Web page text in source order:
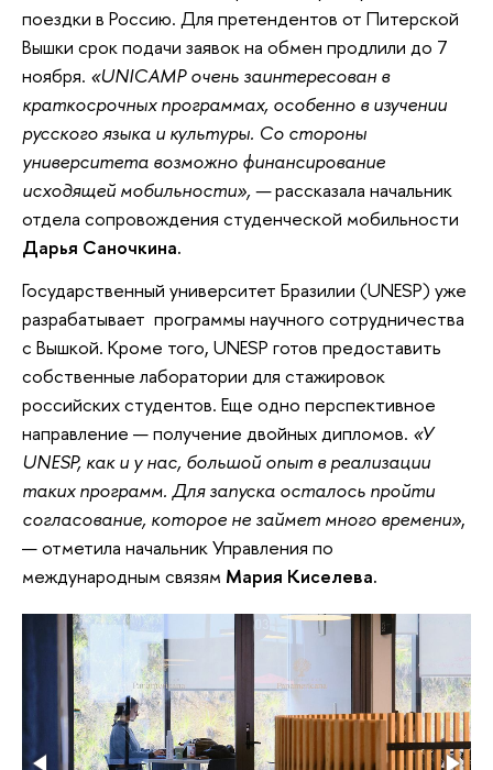
поездки в Россию. Для претендентов от Питерской
Вышки срок подачи заявок на обмен продлили до 7
ноября. «UNICAMP очень заинтересован в
краткосрочных программах, особенно в изучении
русского языка и культуры. Со стороны
университета возможно финансирование
исходящей мобильности», —рассказала начальник
отдела сопровождения студенческой мобильности
Дарья Саночкина.
Государственный университет Бразилии (UNESP) уже
разрабатывает программы научного сотрудничества
с Вышкой. Кроме того, UNESP готов предоставить
собственные лаборатории для стажировок
российских студентов. Еще одно перспективное
направление — получение двойных дипломов. «У
UNESP, как и у нас, большой опыт в реализации
таких программ. Для запуска осталось пройти
согласование, которое не займет много времени»,
— отметила начальник Управления по
международным связям Мария Киселева.